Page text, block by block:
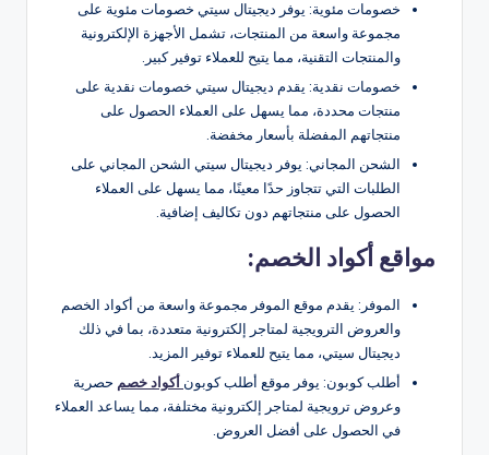
خصومات مئوية: يوفر ديجيتال سيتي خصومات مئوية على
مجموعة واسعة من المنتجات، تشمل الأجهزة الإلكترونية
والمنتجات التقنية، مما يتيح للعملاء توفير كبير.
خصومات نقدية: يقدم ديجيتال سيتي خصومات نقدية على
منتجات محددة، مما يسهل على العملاء الحصول على
منتجاتهم المفضلة بأسعار مخفضة.
الشحن المجاني: يوفر ديجيتال سيتي الشحن المجاني على
الطلبات التي تتجاوز حدًا معينًا، مما يسهل على العملاء
الحصول على منتجاتهم دون تكاليف إضافية.
مواقع أكواد الخصم:
الموفر: يقدم موقع الموفر مجموعة واسعة من أكواد الخصم
والعروض الترويجية لمتاجر إلكترونية متعددة، بما في ذلك
ديجيتال سيتي، مما يتيح للعملاء توفير المزيد.
أطلب كوبون: يوفر موقع أطلب كوبون أكواد خصم حصرية
وعروض ترويجية لمتاجر إلكترونية مختلفة، مما يساعد العملاء
في الحصول على أفضل العروض.